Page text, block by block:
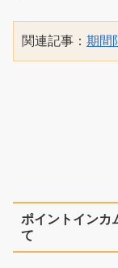
関連記事： 期間
ポイントインカ
て